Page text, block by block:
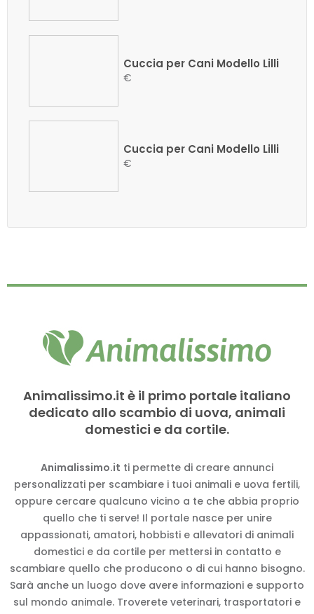
Cuccia per Cani Modello Lilli
€
Cuccia per Cani Modello Lilli
€
Animalissimo.it è il primo portale italiano
dedicato allo scambio di uova, animali
domestici e da cortile.
Animalissimo.it ti permette di creare annunci
personalizzati per scambiare i tuoi animali e uova fertili,
oppure cercare qualcuno vicino a te che abbia proprio
quello che ti serve! Il portale nasce per unire
appassionati, amatori, hobbisti e allevatori di animali
domestici e da cortile per mettersi in contatto e
scambiare quello che producono o di cui hanno bisogno.
Sarà anche un luogo dove avere informazioni e supporto
sul mondo animale. Troverete veterinari, trasportatori e